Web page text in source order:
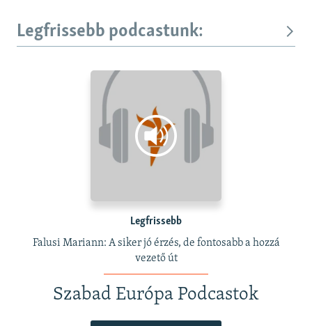
Legfrissebb podcastunk:
Legfrissebb
Falusi Mariann: A siker jó érzés, de fontosabb a hozzá
vezető út
Szabad Európa Podcastok